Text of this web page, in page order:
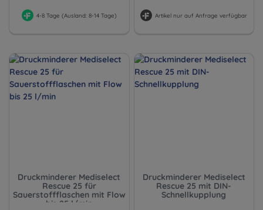
4-8 Tage (Ausland: 8-14 Tage) Artikel nur auf Anfrage verfügbar
Druckminderer Mediselect
Rescue 25 für
Sauerstoffflaschen mit Flow
bis 25 l/min
Druckminderer Mediselect
Rescue 25 mit DIN-
Schnellkupplung